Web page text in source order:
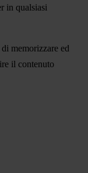
in qualsiasi
memorizzare ed
il contenuto